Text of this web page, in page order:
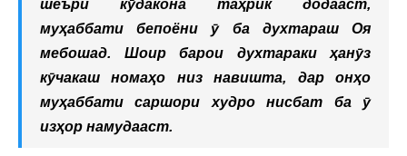
шеъри кӯдакона таҳрик додааст,
муҳаббати бепоёни ӯ ба духтараш Оя
мебошад. Шоир барои духтараки ҳанӯз
кӯчакаш номаҳо низ навишта, дар онҳо
муҳаббати саршори худро нисбат ба ӯ
изҳор намудааст.